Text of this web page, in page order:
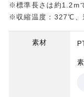
※標準長さは約1.2m
※収縮温度：327℃
素材